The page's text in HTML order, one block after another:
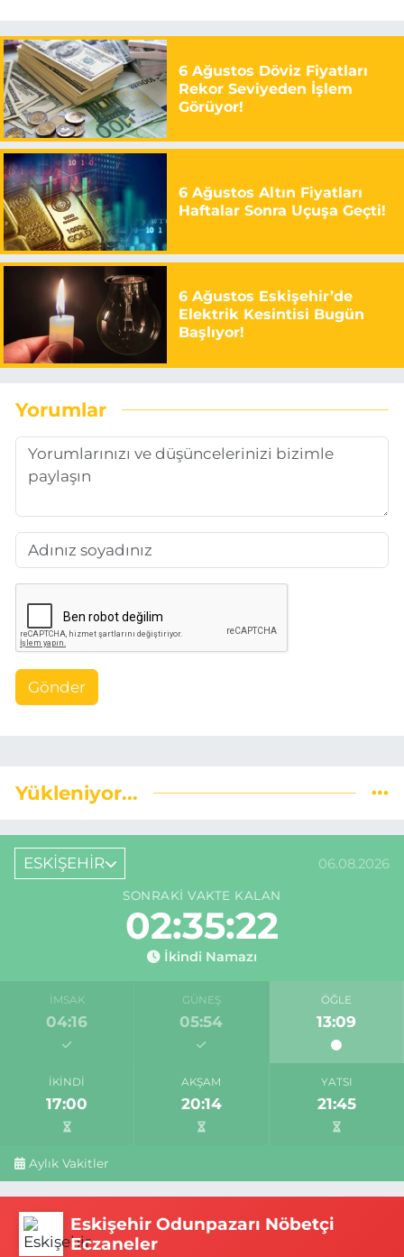
6 Ağustos Döviz Fiyatları
Rekor Seviyeden İşlem
Görüyor!
6 Ağustos Altın Fiyatları
Haftalar Sonra Uçuşa Geçti!
6 Ağustos Eskişehir’de
Elektrik Kesintisi Bugün
Başlıyor!
Yorumlar
Gönder
Yükleniyor...
ESKİŞEHİR 06.08.2026
SONRAKI VAKTE KALAN
02:35:22
İkindi Namazı
İMSAK
04:16
GÜNEŞ
05:54
ÖĞLE
13:09
İKINDI
17:00
AKŞAM
20:14
YATSI
21:45
Aylık Vakitler
Eskişehir Odunpazarı Nöbetçi
Eczaneler